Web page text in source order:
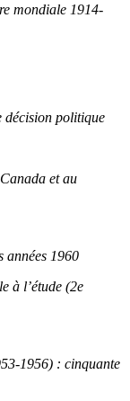
mondiale 1914-
décision politique
et au
années 1960
à l’étude (2e
1956) : cinquante